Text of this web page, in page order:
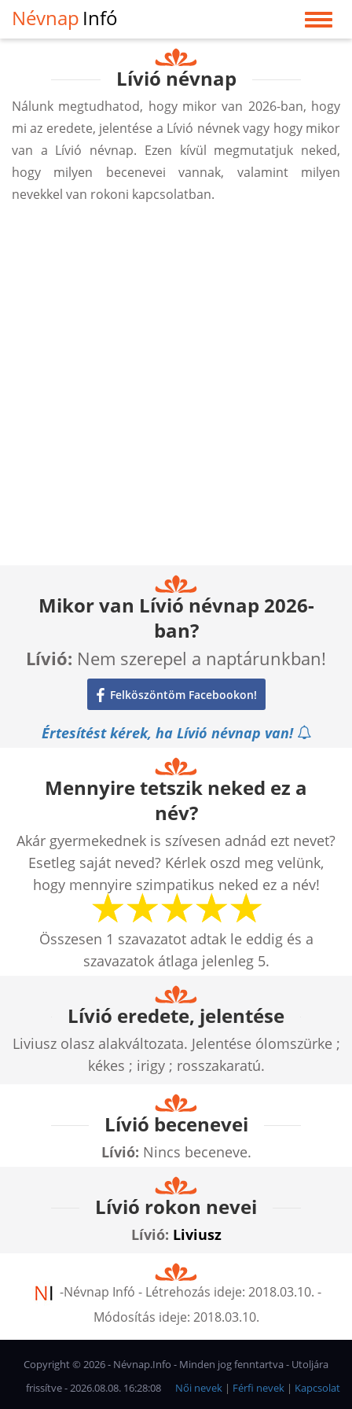
Névnap Infó
Lívió névnap
Nálunk megtudhatod, hogy mikor van 2026-ban, hogy
mi az eredete, jelentése a Lívió névnek vagy hogy mikor
van a Lívió névnap. Ezen kívül megmutatjuk neked,
hogy milyen becenevei vannak, valamint milyen
nevekkel van rokoni kapcsolatban.
Mikor van Lívió névnap 2026-
ban?
Lívió: Nem szerepel a naptárunkban!
Felköszöntöm Facebookon!
Értesítést kérek, ha Lívió névnap van!
Mennyire tetszik neked ez a
név?
Akár gyermekednek is szívesen adnád ezt nevet?
Esetleg saját neved? Kérlek oszd meg velünk,
hogy mennyire szimpatikus neked ez a név!
Összesen 1 szavazatot adtak le eddig és a
szavazatok átlaga jelenleg 5.
Lívió eredete, jelentése
Liviusz olasz alakváltozata. Jelentése ólomszürke ;
kékes ; irigy ; rosszakaratú.
Lívió becenevei
Lívió: Nincs beceneve.
Lívió rokon nevei
Lívió: Liviusz
-Névnap Infó - Létrehozás ideje: 2018.03.10. -
Módosítás ideje: 2018.03.10.
Copyright © 2026- Névnap.Info - Minden jog fenntartva - Utoljára
frissítve - 2026.08.08. 16:28:08
Kapcsolat
|
Férfi nevek
|
Női nevek